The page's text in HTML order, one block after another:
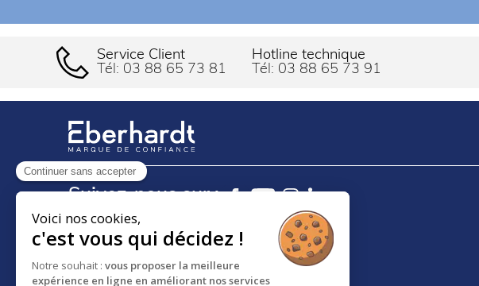
Continuer sans accepter
Voici nos cookies,
c'est vous qui décidez !
Notre souhait : vous proposer la meilleure
expérience en ligne en améliorant nos services
Service Client
Tél: 03 88 65 73 81
Hotline technique
Tél: 03 88 65 73 91
Suivez-nous sur :
18 RUE DES FRÈRES EBERTS
BP 30083 - F-67024